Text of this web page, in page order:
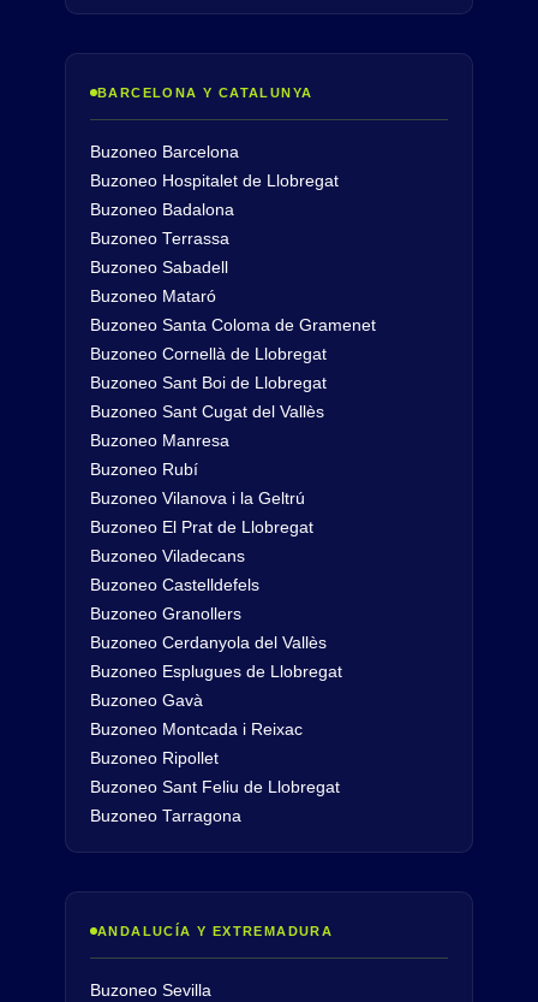
BARCELONA Y CATALUNYA
Buzoneo Barcelona
Buzoneo Hospitalet de Llobregat
Buzoneo Badalona
Buzoneo Terrassa
Buzoneo Sabadell
Buzoneo Mataró
Buzoneo Santa Coloma de Gramenet
Buzoneo Cornellà de Llobregat
Buzoneo Sant Boi de Llobregat
Buzoneo Sant Cugat del Vallès
Buzoneo Manresa
Buzoneo Rubí
Buzoneo Vilanova i la Geltrú
Buzoneo El Prat de Llobregat
Buzoneo Viladecans
Buzoneo Castelldefels
Buzoneo Granollers
Buzoneo Cerdanyola del Vallès
Buzoneo Esplugues de Llobregat
Buzoneo Gavà
Buzoneo Montcada i Reixac
Buzoneo Ripollet
Buzoneo Sant Feliu de Llobregat
Buzoneo Tarragona
ANDALUCÍA Y EXTREMADURA
Buzoneo Sevilla